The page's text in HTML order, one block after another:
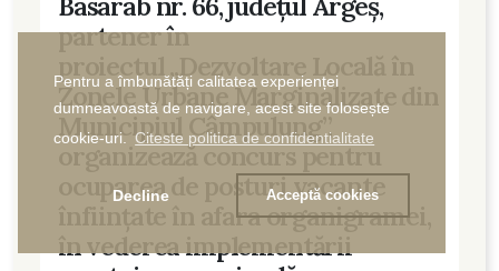
Pentru a îmbunătăți calitatea experienței
dumneavoastă de navigare, acest site folosește
cookie-uri. Citeste politica de confidentialitate
Decline Acceptă cookies
partener în
Zonele Urbane Marginalizate din
Municipiul Câmpulung”,
organizează concurs pentru
ocuparea de posturi vacante
înființate în afara organigramei,
în vederea implementării